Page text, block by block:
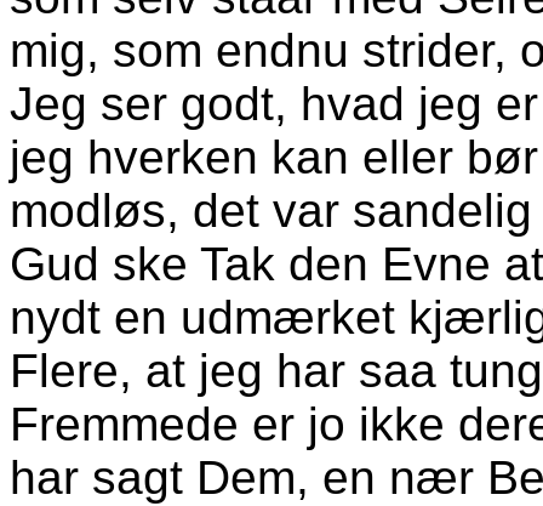
mig, som endnu strider,
Jeg ser godt, hvad jeg
jeg hverken kan eller
modløs, det var
Gud ske Tak den Evne
nydt en udmærket
Flere, at jeg har saa
Fremmede er jo ikke
har sagt Dem, en nær